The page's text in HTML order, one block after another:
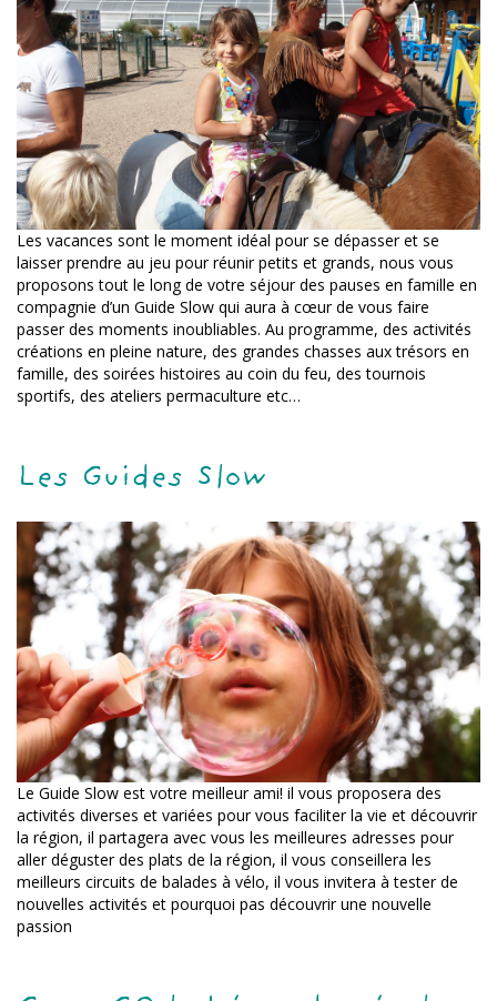
Les vacances sont le moment idéal pour se dépasser et se
laisser prendre au jeu pour réunir petits et grands, nous vous
proposons tout le long de votre séjour des pauses en famille en
compagnie d’un Guide Slow qui aura à cœur de vous faire
passer des moments inoubliables. Au programme, des activités
créations en pleine nature, des grandes chasses aux trésors en
famille, des soirées histoires au coin du feu, des tournois
sportifs, des ateliers permaculture etc…
Les Guides Slow
Le Guide Slow est votre meilleur ami! il vous proposera des
activités diverses et variées pour vous faciliter la vie et découvrir
la région, il partagera avec vous les meilleures adresses pour
aller déguster des plats de la région, il vous conseillera les
meilleurs circuits de balades à vélo, il vous invitera à tester de
nouvelles activités et pourquoi pas découvrir une nouvelle
passion